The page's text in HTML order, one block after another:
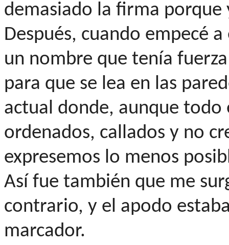
demasiado la firma porque
Después, cuando empecé
un nombre que tenía
para que se lea en las
actual donde, aunque todo
ordenados, callados y no
expresemos lo menos
Así fue también que me
contrario, y el apodo
marcador.